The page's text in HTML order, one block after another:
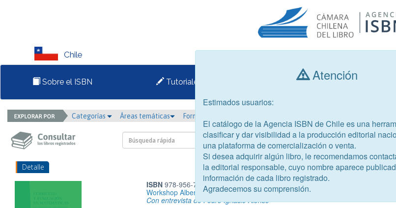
Chile
Sobre el ISBN Tutoriales Consultar libros
Categorías Áreas temáticas Formato
Detalle
ISBN978-956-7439-77-5
Workshop Alberto Veiga
Con entrevista de Pedro Ignacio Alonso
Atención
Estimados usuarios:
El catálogo de la Agencia ISBN de Chile es una
clasificar y dar visibilidad a la producción editorial
una plataforma de comercialización o venta.
Si desea adquirir algún libro, le recomendamos
la editorial responsable, cuyo nombre aparece
información de cada libro registrado.
Agradecemos su comprensión.